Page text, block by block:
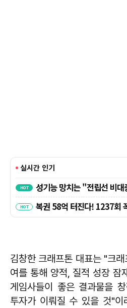
김창한 크래프톤 대표는 "크
여를 통해 양적, 질적 성장 잠
게임사들이 좋은 결과물을
투자가 이뤄질 수 있을 것"